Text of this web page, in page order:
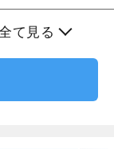
て見る